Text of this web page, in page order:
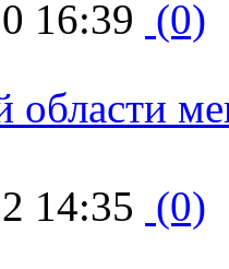
16:39 (0)
области
14:35 (0)